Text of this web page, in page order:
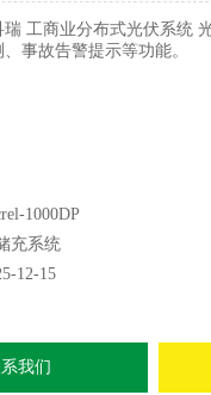
瑞 工商业分布式光伏系统
事故告警提示等功能。
1000DP
充系统
12-15
我们